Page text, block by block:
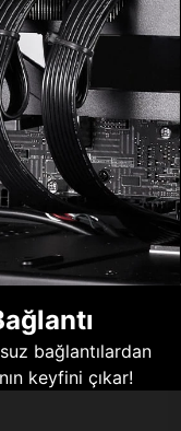
bağlantılardan
keyfini çıkar!